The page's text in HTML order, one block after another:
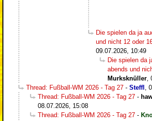
Die spielen da ja
und nicht 12 oder
09.07.2026, 10:49
Die spielen da
abends und
Murksknüller
Thread: Fußball-WM 2026 - Tag 27 - Steffl
Thread: Fußball-WM 2026 - Tag 27 -
08.07.2026, 15:08
Thread: Fußball-WM 2026 - Tag 27 -